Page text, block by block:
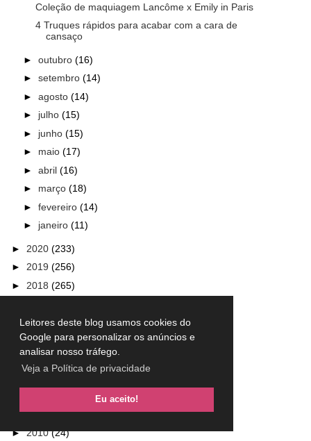
Leitores deste blog usamos cookies do
Google para personalizar os anúncios e
analisar nosso tráfego.
Veja a Política de privacidade
Eu aceito!
Coleção de maquiagem Lancôme x Emily in Paris
4 Truques rápidos para acabar com a cara de
cansaço
► outubro (16)
► setembro (14)
► agosto (14)
► julho (15)
► junho (15)
► maio (17)
► abril (16)
► março (18)
► fevereiro (14)
► janeiro (11)
► 2020 (233)
► 2019 (256)
► 2018 (265)
►2016(301)
►2015 (230)
2013
►2011(33)
►2010(24)